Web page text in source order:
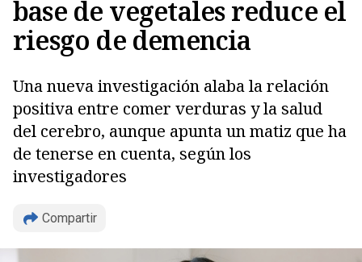
base de vegetales reduce el
riesgo de demencia
Una nueva investigación alaba la relación
positiva entre comer verduras y la salud
del cerebro, aunque apunta un matiz que ha
de tenerse en cuenta, según los
investigadores
Compartir